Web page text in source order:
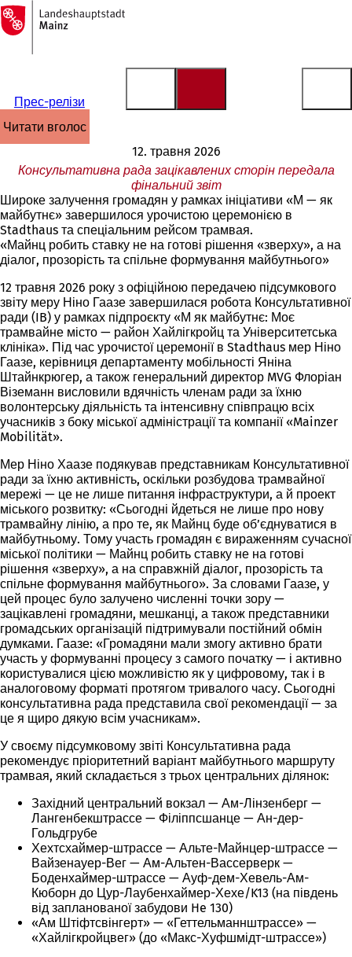
Перейти до змісту
На
головну
сторінку
Прес-релізи
читати вголос
12. травня 2026
Консультативна рада зацікавлених сторін передала
фінальний звіт
Широке залучення громадян у рамках ініціативи «М — як
майбутнє» завершилося урочистою церемонією в
Stadthaus та спеціальним рейсом трамвая.
«Майнц робить ставку не на готові рішення «зверху», а на
діалог, прозорість та спільне формування майбутнього»
12 травня 2026 року з офіційною передачею підсумкового
звіту меру Ніно Гаазе завершилася робота Консультативної
ради (IB) у рамках підпроєкту «М як майбутнє: Моє
трамвайне місто — район Хайлігкройц та Університетська
клініка». Під час урочистої церемонії в Stadthaus мер Ніно
Гаазе, керівниця департаменту мобільності Яніна
Штайнкрюгер, а також генеральний директор MVG Флоріан
Віземанн висловили вдячність членам ради за їхню
волонтерську діяльність та інтенсивну співпрацю всіх
учасників з боку міської адміністрації та компанії «Mainzer
Mobilität».
Мер Ніно Хаазе подякував представникам Консультативної
ради за їхню активність, оскільки розбудова трамвайної
мережі — це не лише питання інфраструктури, а й проект
міського розвитку: «Сьогодні йдеться не лише про нову
трамвайну лінію, а про те, як Майнц буде об’єднуватися в
майбутньому. Тому участь громадян є вираженням сучасної
міської політики — Майнц робить ставку не на готові
рішення «зверху», а на справжній діалог, прозорість та
спільне формування майбутнього». За словами Гаазе, у
цей процес було залучено численні точки зору —
зацікавлені громадяни, мешканці, а також представники
громадських організацій підтримували постійний обмін
думками. Гаазе: «Громадяни мали змогу активно брати
участь у формуванні процесу з самого початку — і активно
користувалися цією можливістю як у цифровому, так і в
аналоговому форматі протягом тривалого часу. Сьогодні
консультативна рада представила свої рекомендації — за
це я щиро дякую всім учасникам».
У своєму підсумковому звіті Консультативна рада
рекомендує пріоритетний варіант майбутнього маршруту
трамвая, який складається з трьох центральних ділянок:
Західний центральний вокзал — Ам-Лінзенберг —
Лангенбекштрассе — Філіппсшанце — Ан-дер-
Гольдгрубе
Хехтсхаймер-штрассе — Альте-Майнцер-штрассе —
Вайзенауер-Вег — Ам-Альтен-Вассерверк —
Боденхаймер-штрассе — Ауф-дем-Хевель-Ам-
Кюборн до Цур-Лаубенхаймер-Хехе/K13 (на південь
від запланованої забудови He 130)
«Ам Штіфтсвінгерт» — «Геттельманнштрассе» —
«Хайлігкройцвег» (до «Макс-Хуфшмідт-штрассе»)